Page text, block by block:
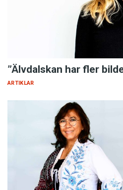
”Älvdalskan har fler
ARTIKLAR